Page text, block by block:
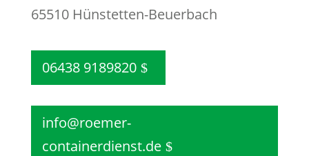
65510 Hünstetten-Beuerbach
06438 9189820
info@roemer-
containerdienst.de